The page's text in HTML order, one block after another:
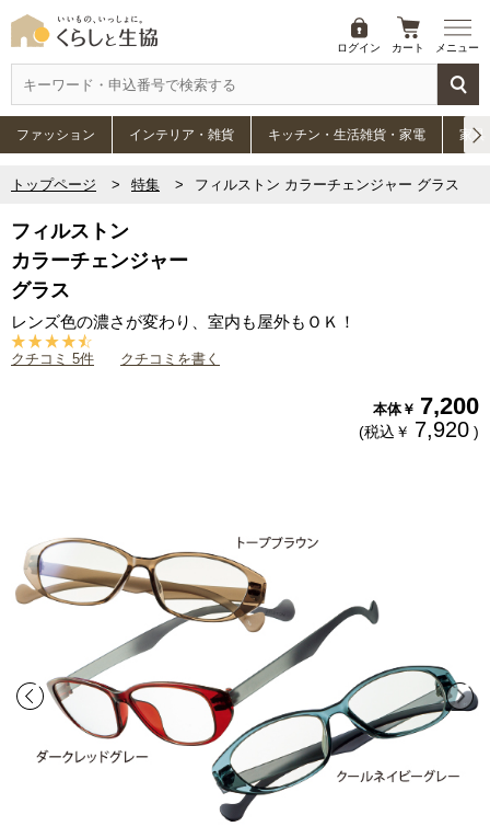
ログイン カート メニュー
ファッション インテリア・雑貨 キッチン・生活雑貨・家電 家具
トップページ 特集 フィルストン カラーチェンジャー グラス
フィルストン
カラーチェンジャー
グラス
レンズ色の濃さが変わり、室内も屋外もＯＫ！
クチコミ 5件 クチコミを書く
本体￥ 7,200
(税込￥ 7,920 )